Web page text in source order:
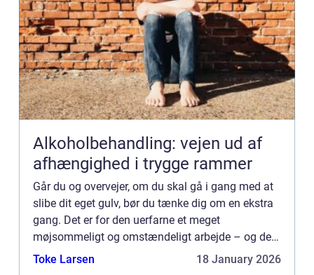
Alkoholbehandling: vejen ud af
afhængighed i trygge rammer
Går du og overvejer, om du skal gå i gang med at
slibe dit eget gulv, bør du tænke dig om en ekstra
gang. Det er for den uerfarne et meget
møjsommeligt og omstændeligt arbejde – og det
kan faktisk nær...
Toke Larsen 18 January 2026